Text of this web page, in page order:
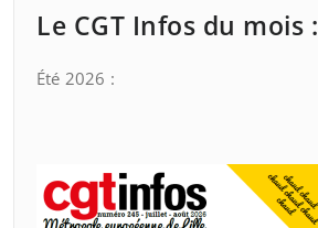
Le CGT Infos du mois :
Été 2026 :